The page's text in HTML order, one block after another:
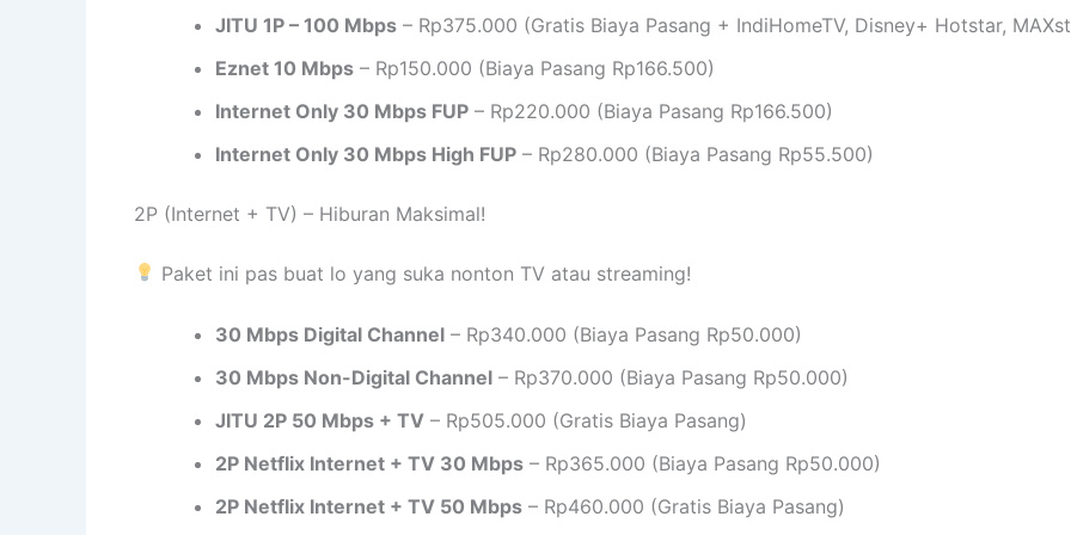
JITU 1P – 100 Mbps – Rp375.000 (Gratis Biaya Pasang + IndiHomeTV, Disney+ Hotstar,
Eznet 10 Mbps – Rp150.000 (Biaya Pasang Rp166.500)
Internet Only 30 Mbps FUP – Rp220.000 (Biaya Pasang Rp166.500)
Internet Only 30 Mbps High FUP – Rp280.000 (Biaya Pasang Rp55.500)
2P (Internet + TV) – Hiburan Maksimal!
Paket ini pas buat lo yang suka nonton TV atau streaming!
30 Mbps Digital Channel – Rp340.000 (Biaya Pasang Rp50.000)
30 Mbps Non-Digital Channel – Rp370.000 (Biaya Pasang Rp50.000)
JITU 2P 50 Mbps + TV – Rp505.000 (Gratis Biaya Pasang)
2P Netflix Internet + TV 30 Mbps – Rp365.000 (Biaya Pasang Rp50.000)
2P Netflix Internet + TV 50 Mbps – Rp460.000 (Gratis Biaya Pasang)